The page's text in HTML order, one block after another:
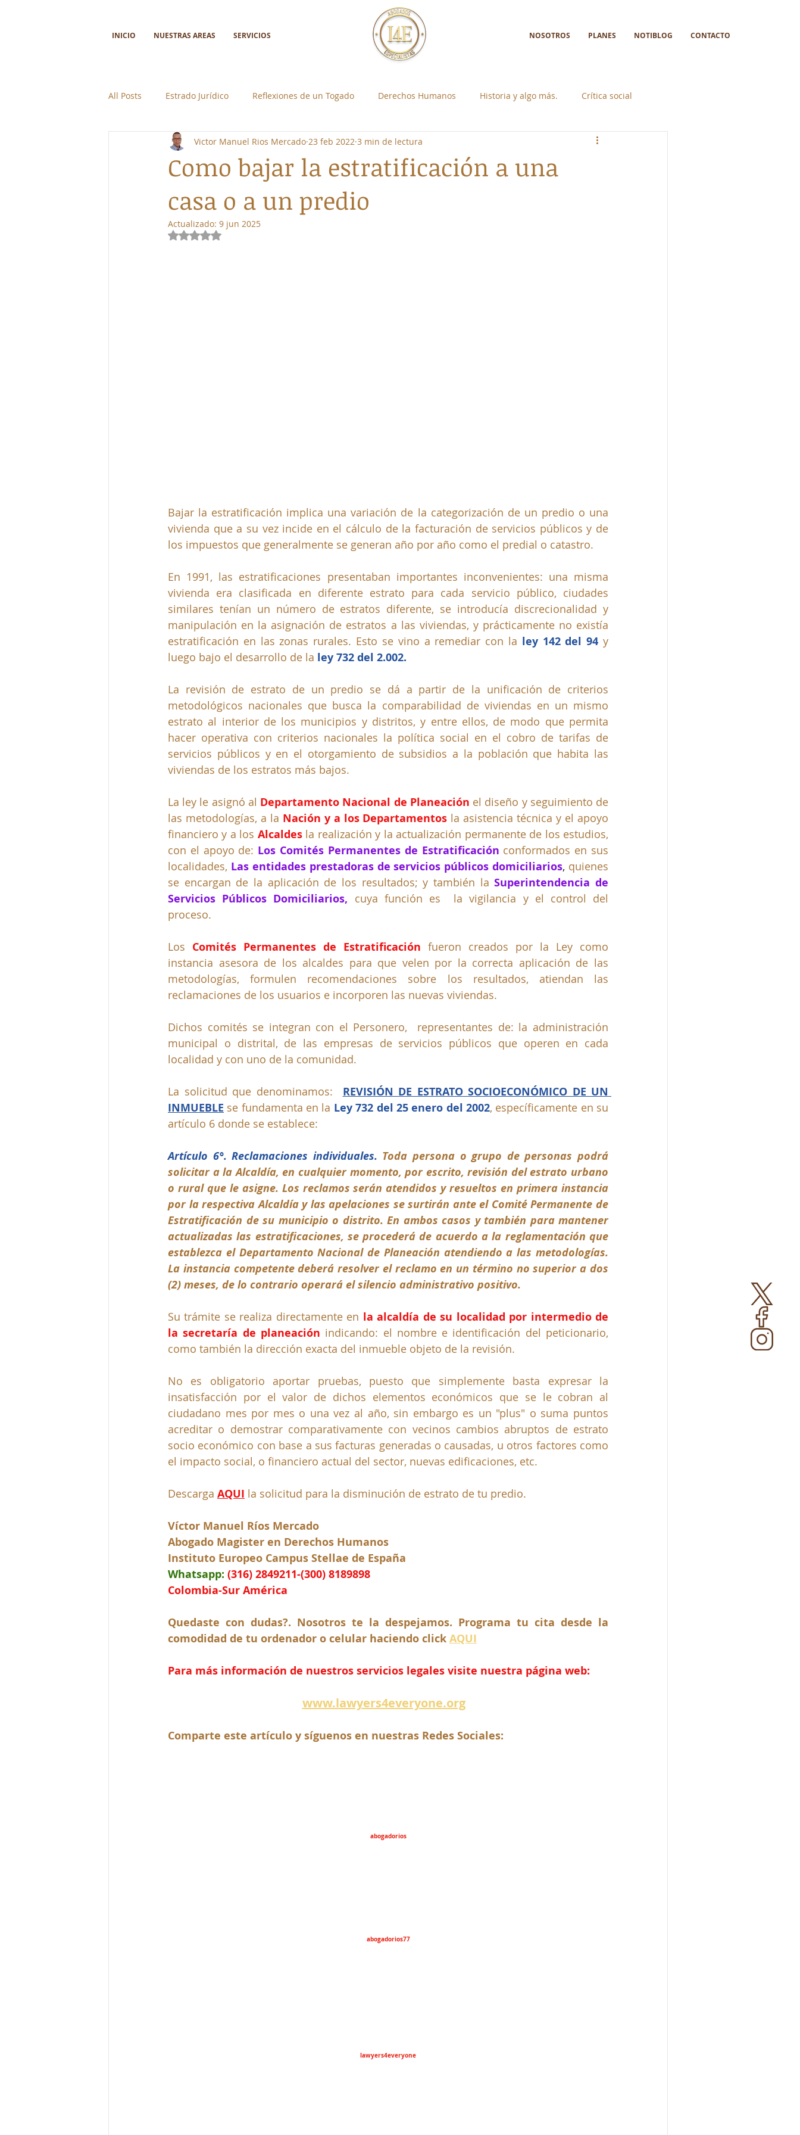
INICIO NUESTRAS AREAS SERVICIOS NOSOTROS PLANES NOTIBLOG CONTACTO
All Posts Estrado Jurídico Reflexiones de un Togado Derechos Humanos Historia y algo más. Crítica social
Ciencia y tecnología Colabora con Nosotros Control Social Individual
Como bajar la estratificación a una
casa o a un predio
Victor Manuel Rios Mercado 23 feb 2022 3 min de lectura
Actualizado: 9 jun 2025
Obtuvo NaN de 5 estrellas.
Bajar la estratificación implica una variación de la categorización de un predio o una
vivienda que a su vez incide en el cálculo de la facturación de servicios públicos y de
los impuestos que generalmente se generan año por año como el predial o catastro.
En 1991, las estratificaciones presentaban importantes inconvenientes: una misma
vivienda era clasificada en diferente estrato para cada servicio público, ciudades
similares tenían un número de estratos diferente, se introducía discrecionalidad y
manipulación en la asignación de estratos a las viviendas, y prácticamente no existía
estratificación en las zonas rurales. Esto se vino a remediar con la ley 142 del 94 y
luego bajo el desarrollo de la ley 732 del 2.002.
La revisión de estrato de un predio se dá a partir de la unificación de criterios
metodológicos nacionales que busca la comparabilidad de viviendas en un mismo
estrato al interior de los municipios y distritos, y entre ellos, de modo que permita
hacer operativa con criterios nacionales la política social en el cobro de tarifas de
servicios públicos y en el otorgamiento de subsidios a la población que habita las
viviendas de los estratos más bajos.
La ley le asignó al Departamento Nacional de Planeación el diseño y seguimiento de
las metodologías, a la Nación y a los Departamentos la asistencia técnica y el apoyo
financiero y a los Alcaldes la realización y la actualización permanente de los estudios,
con el apoyo de: Los Comités Permanentes de Estratificación conformados en sus
localidades, Las entidades prestadoras de servicios públicos domiciliarios, quienes
se encargan de la aplicación de los resultados; y también la Superintendencia de
Servicios Públicos Domiciliarios, cuya función es
la vigilancia y el control del
proceso.
Los Comités Permanentes de Estratificación fueron creados por la Ley como
instancia asesora de los alcaldes para que velen por la correcta aplicación de las
metodologías, formulen recomendaciones sobre los resultados, atiendan las
reclamaciones de los usuarios e incorporen las nuevas viviendas.
Dichos comités se integran con el Personero,  representantes de: la administración
municipal o distrital, de las empresas de servicios públicos que operen en cada
localidad y con uno de la comunidad.
La solicitud que denominamos: REVISIÓN DE ESTRATO SOCIOECONÓMICO DE UN
INMUEBLE se fundamenta en la Ley 732 del 25 enero del 2002, específicamente en su
artículo 6 donde se establece:
Artículo 6°. Reclamaciones individuales. Toda persona o grupo de personas podrá
solicitar a la Alcaldía, en cualquier momento, por escrito, revisión del estrato urbano
o rural que le asigne. Los reclamos serán atendidos y resueltos en primera instancia
por la respectiva Alcaldía y las apelaciones se surtirán ante el Comité Permanente de
Estratificación de su municipio o distrito. En ambos casos y también para mantener
actualizadas las estratificaciones, se procederá de acuerdo a la reglamentación que
establezca el Departamento Nacional de Planeación atendiendo a las metodologías.
La instancia competente deberá resolver el reclamo en un término no superior a dos
(2) meses, de lo contrario operará el silencio administrativo positivo.
Su trámite se realiza directamente en la alcaldía de su localidad por intermedio de
la secretaría de planeación indicando: el nombre e identificación del peticionario,
como también la dirección exacta del inmueble objeto de la revisión.
No es obligatorio aportar pruebas, puesto que simplemente basta expresar la
insatisfacción por el valor de dichos elementos económicos que se le cobran al
ciudadano mes por mes o una vez al año, sin embargo es un "plus" o suma puntos
acreditar o demostrar comparativamente con vecinos cambios abruptos de estrato
socio económico con base a sus facturas generadas o causadas, u otros factores como
el impacto social, o financiero actual del sector, nuevas edificaciones, etc.
Descarga AQUI la solicitud para la disminución de estrato de tu predio.
Víctor Manuel Ríos Mercado
Abogado Magister en Derechos Humanos
Instituto Europeo Campus Stellae de España
Whatsapp: (316) 2849211-(300) 8189898
Colombia-Sur América
Quedaste con dudas?. Nosotros te la despejamos. Programa tu cita desde la
comodidad de tu ordenador o celular haciendo click AQUI
Para más información de nuestros servicios legales visite nuestra página web:
www.lawyers4everyone.org
Comparte este artículo y síguenos en nuestras Redes Sociales:
abogadorios
abogadorios77
lawyers4everyone